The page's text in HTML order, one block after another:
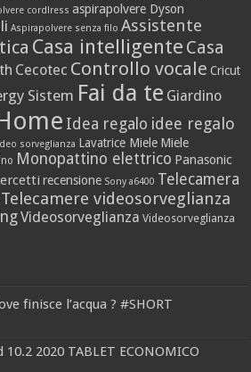
cordlress aspirapolvere Dyson
Aspirapolvere senza filo Assistente
Casa intelligente Casa
Cecotec Controllo vocale Cricut
Sistem Fai da te Giardino
Idea regalo idee regalo
sorveglianza Lavatrice Miele Miele
Monopattino elettrico Panasonic
recensione Sony a6400 Telecamera
Telecamere videosorveglianza
Videosorveglianza Videosorveglianza
finisce l’acqua ? #SHORT
10.2 2020 TABLET ECONOMICO